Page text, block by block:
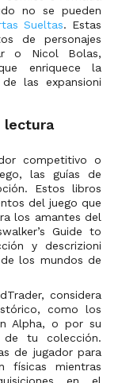
no se pueden
Sueltas. Estas
de personajes
o Nicol Bolas,
enriquece la
de las expansioni
lectura
competitivo o
las guías de
Estos libros
del juego que
los amantes del
Guide to
y descrizioni
los mundos de
considera
como los
Alpha, o por su
de tu colección.
de jugador para
físicas mientras
en el